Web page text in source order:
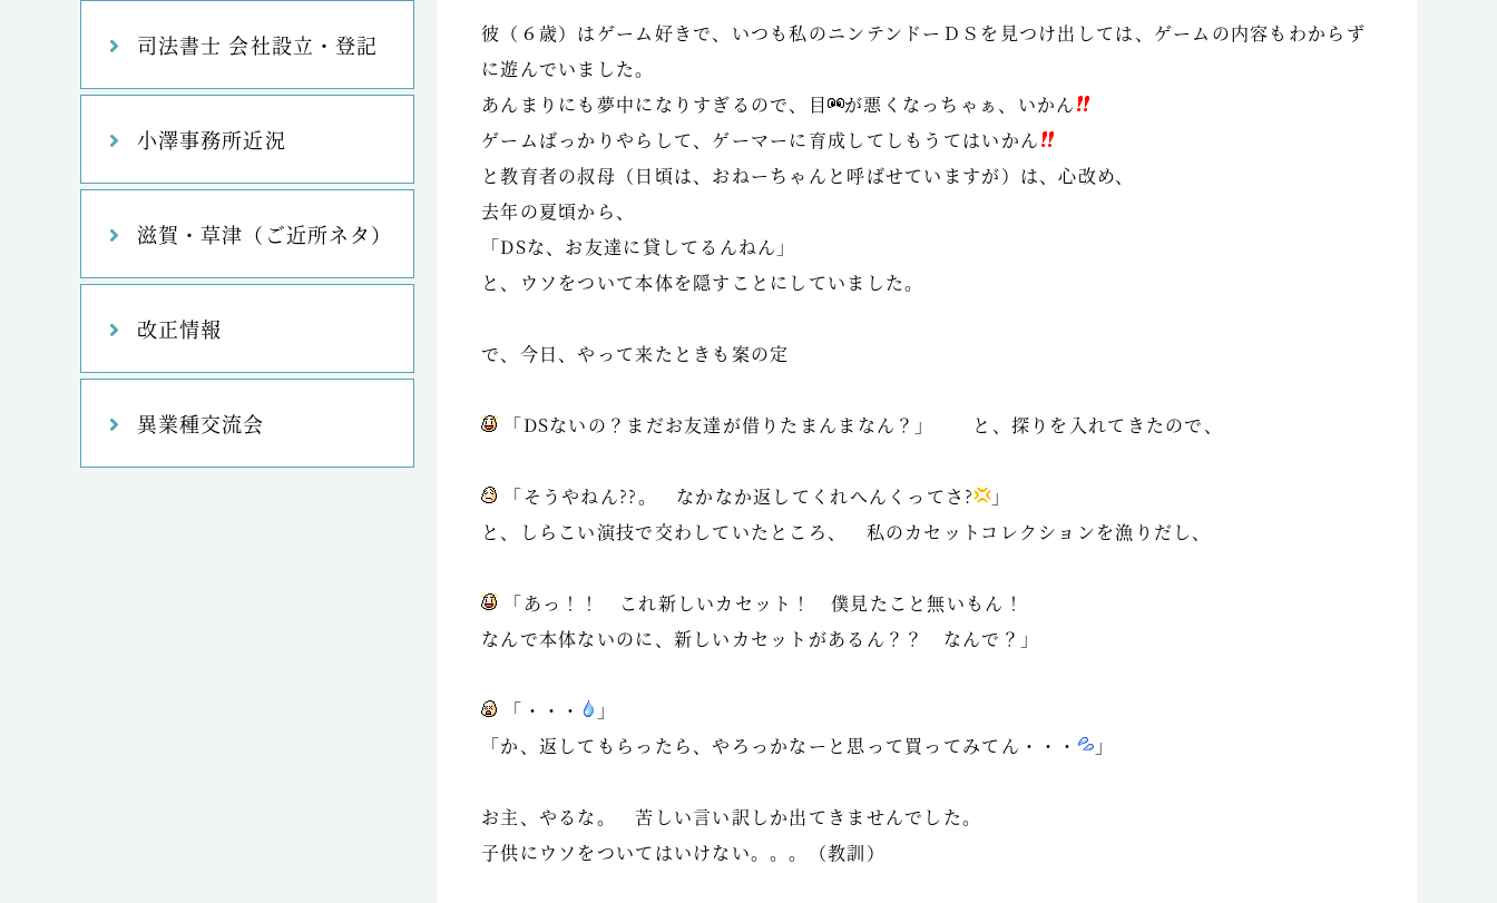
司法書士 会社設立・登記
小澤事務所近況
滋賀・草津（ご近所ネタ）
改正情報
異業種交流会
彼（６歳）はゲーム好きで、いつも私のニンテンドーＤＳを見つけ出しては、ゲームの内容もわからず
に遊んでいました。
あんまりにも夢中になりすぎるので、目
が悪くなっちゃぁ、いかん
ゲームばっかりやらして、ゲーマーに育成してしもうてはいかん
と教育者の叔母（日頃は、おねーちゃんと呼ばせていますが）は、心改め、
去年の夏頃から、
「DSな、お友達に貸してるんねん」
と、ウソをついて本体を隠すことにしていました。
で、今日、やって来たときも案の定
「DSないの？まだお友達が借りたまんまなん？」 と、探りを入れてきたので、
「そうやねん??。 なかなか返してくれへんくってさ?
」
と、しらこい演技で交わしていたところ、 私のカセットコレクションを漁りだし、
「あっ！！ これ新しいカセット！ 僕見たこと無いもん！
なんで本体ないのに、新しいカセットがあるん？？ なんで？」
「・・・
」
「か、返してもらったら、やろっかなーと思って買ってみてん・・・
」
お主、やるな。 苦しい言い訳しか出てきませんでした。
子供にウソをついてはいけない。。。（教訓）